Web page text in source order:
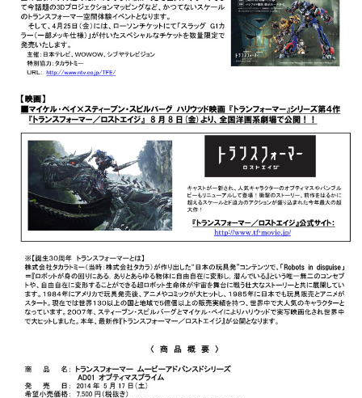
江戸川区時間 墨田区時間 葛飾区時間
表示：PC|モバイル
© 2013 art blue Inc.